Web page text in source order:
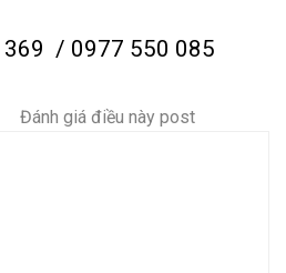
/ 0977 550 085
Đánh giá điều này post